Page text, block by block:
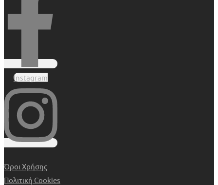
Instagram
Όροι Χρήσης
Πολιτική Cookies